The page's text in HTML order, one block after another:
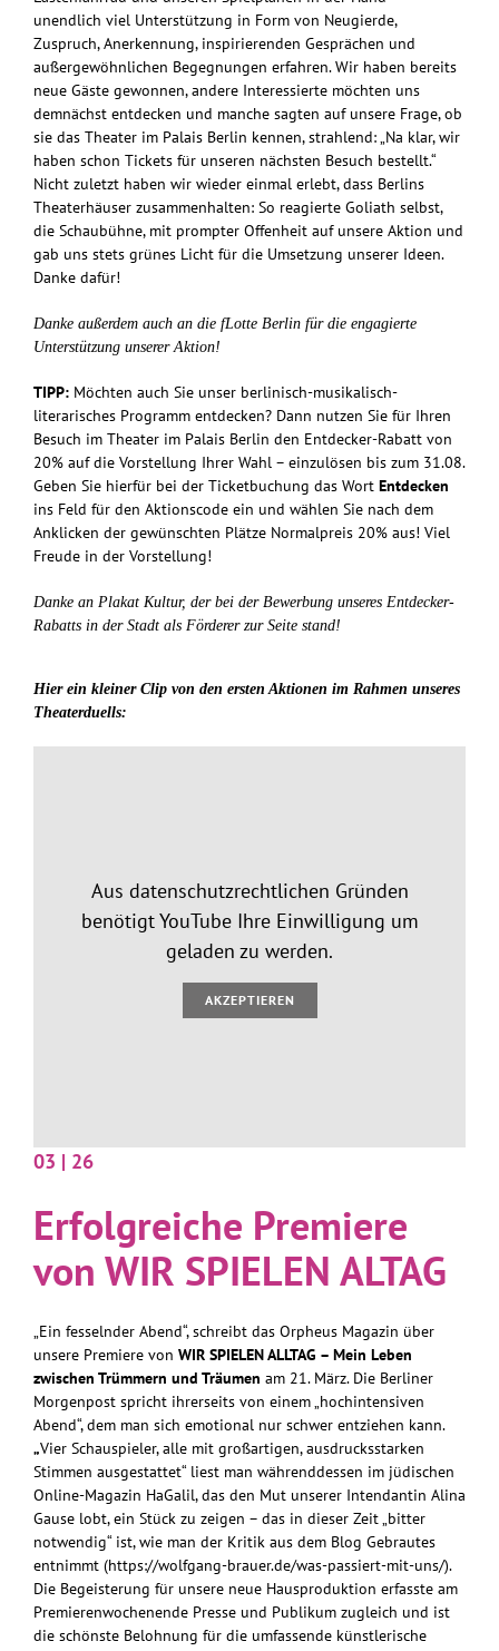
unendlich viel Unterstützung in Form von Neugierde,
Zuspruch, Anerkennung, inspirierenden Gesprächen und
außergewöhnlichen Begegnungen erfahren. Wir haben bereits
neue Gäste gewonnen, andere Interessierte möchten uns
demnächst entdecken und manche sagten auf unsere Frage, ob
sie das Theater im Palais Berlin kennen, strahlend: „Na klar, wir
haben schon Tickets für unseren nächsten Besuch bestellt.“
Nicht zuletzt haben wir wieder einmal erlebt, dass Berlins
Theaterhäuser zusammenhalten: So reagierte Goliath selbst,
die Schaubühne, mit prompter Offenheit auf unsere Aktion und
gab uns stets grünes Licht für die Umsetzung unserer Ideen.
Danke dafür!
Danke außerdem auch an die fLotte Berlin für die engagierte
Unterstützung unserer Aktion!
TIPP:Möchten auch Sie unser berlinisch-musikalisch-
literarisches Programm entdecken? Dann nutzen Sie für Ihren
Besuch im Theater im Palais Berlin den Entdecker-Rabatt von
20% auf die Vorstellung Ihrer Wahl – einzulösen bis zum 31.08.
Geben Sie hierfür bei der Ticketbuchung das Wort Entdecken
ins Feld für den Aktionscode ein und wählen Sie nach dem
Anklicken der gewünschten Plätze Normalpreis 20% aus! Viel
Freude in der Vorstellung!
Danke an Plakat Kultur, der bei der Bewerbung unseres Entdecker-
Rabatts in der Stadt als Förderer zur Seite stand!
Hier ein kleiner Clip von den ersten Aktionen im Rahmen unseres
Theaterduells:
Aus datenschutzrechtlichen Gründen
benötigt YouTube Ihre Einwilligung um
geladen zu werden.
AKZEPTIEREN
03 | 26
Erfolgreiche Premiere
von WIR SPIELEN ALTAG
„Ein fesselnder Abend“, schreibt das Orpheus Magazin über
unsere Premiere von WIR SPIELEN ALLTAG – Mein Leben
zwischen Trümmern und Träumen am 21. März. Die Berliner
Morgenpost spricht ihrerseits von einem „hochintensiven
Abend“, dem man sich emotional nur schwer entziehen kann.
„Vier Schauspieler, alle mit großartigen, ausdrucksstarken
Stimmen ausgestattet“ liest man währenddessen im jüdischen
Online-Magazin HaGalil, das den Mut unserer Intendantin Alina
Gause lobt, ein Stück zu zeigen – das in dieser Zeit „bitter
notwendig“ ist, wie man der Kritik aus dem Blog Gebrautes
entnimmt (https://wolfgang-brauer.de/was-passiert-mit-uns/).
Die Begeisterung für unsere neue Hausproduktion erfasste am
Premierenwochenende Presse und Publikum zugleich und ist
die schönste Belohnung für die umfassende künstlerische